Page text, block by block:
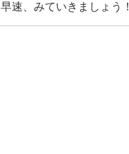
早速、みていきましょう！